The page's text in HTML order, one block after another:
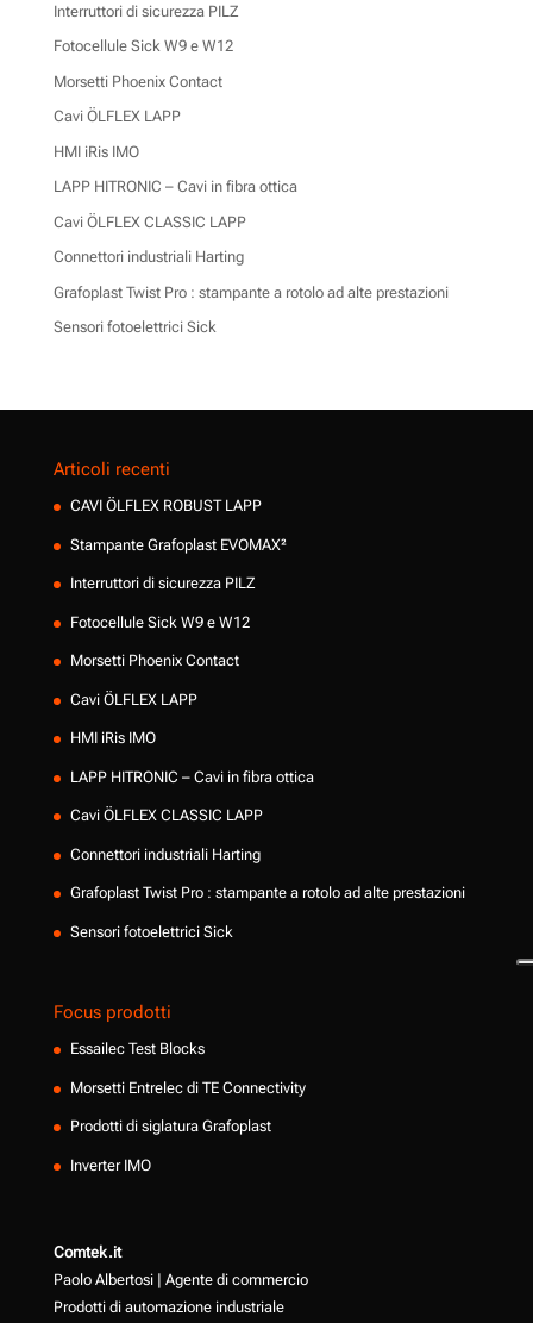
Interruttori di sicurezza PILZ
Fotocellule Sick W9 e W12
Morsetti Phoenix Contact
Cavi ÖLFLEX LAPP
HMI iRis IMO
LAPP HITRONIC – Cavi in fibra ottica
Cavi ÖLFLEX CLASSIC LAPP
Connettori industriali Harting
Grafoplast Twist Pro : stampante a rotolo ad alte prestazioni
Sensori fotoelettrici Sick
Articoli recenti
CAVI ÖLFLEX ROBUST LAPP
Stampante Grafoplast EVOMAX²
Interruttori di sicurezza PILZ
Fotocellule Sick W9 e W12
Morsetti Phoenix Contact
Cavi ÖLFLEX LAPP
HMI iRis IMO
LAPP HITRONIC – Cavi in fibra ottica
Cavi ÖLFLEX CLASSIC LAPP
Connettori industriali Harting
Grafoplast Twist Pro : stampante a rotolo ad alte prestazioni
Sensori fotoelettrici Sick
Focus prodotti
Essailec Test Blocks
Morsetti Entrelec di TE Connectivity
Prodotti di siglatura Grafoplast
Inverter IMO
Comtek.it
Paolo Albertosi | Agente di commercio
Prodotti di automazione industriale